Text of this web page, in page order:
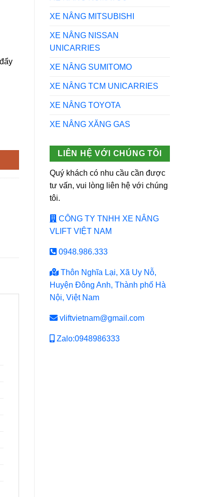
XE NÂNG MITSUBISHI
XE NÂNG NISSAN
UNICARRIES
XE NÂNG SUMITOMO
XE NÂNG TCM UNICARRIES
XE NÂNG TOYOTA
XE NÂNG XĂNG GAS
LIÊN HỆ VỚI CHÚNG TÔI
Quý khách có nhu cầu cần được
tư vấn, vui lòng liên hệ với chúng
tôi.
CÔNG TY TNHH XE NÂNG
VLIFT VIỆT NAM
0948.986.333
Thôn Nghĩa Lại, Xã Uy Nỗ,
Huyện Đông Anh, Thành phố Hà
Nội, Việt Nam
vliftvietnam@gmail.com
Zalo:0948986333
15 số lượng